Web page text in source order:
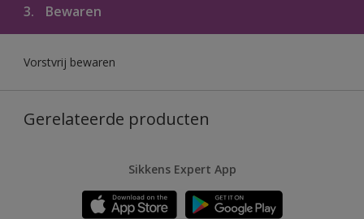
3. Bewaren
Vorstvrij bewaren
Gerelateerde producten
Sikkens Expert App